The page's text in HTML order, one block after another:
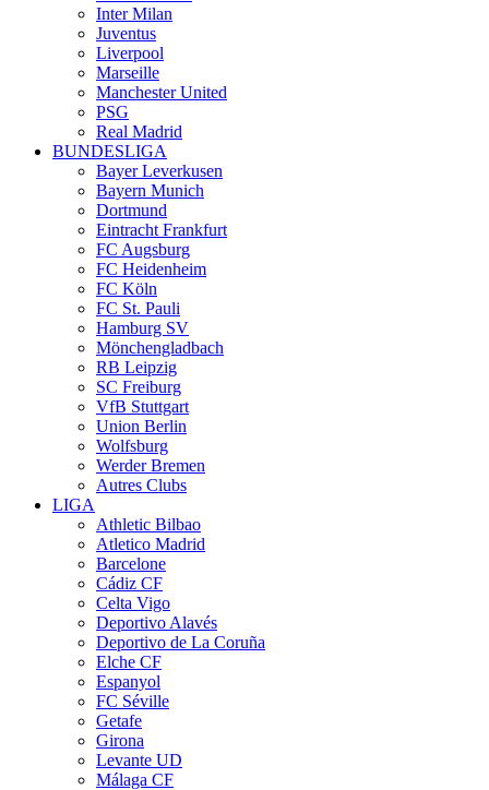
Inter Milan
Juventus
Liverpool
Marseille
Manchester United
PSG
Real Madrid
BUNDESLIGA
Bayer Leverkusen
Bayern Munich
Dortmund
Eintracht Frankfurt
FC Augsburg
FC Heidenheim
FC Köln
FC St. Pauli
Hamburg SV
Mönchengladbach
RB Leipzig
SC Freiburg
VfB Stuttgart
Union Berlin
Wolfsburg
Werder Bremen
Autres Clubs
LIGA
Athletic Bilbao
Atletico Madrid
Barcelone
Cádiz CF
Celta Vigo
Deportivo Alavés
Deportivo de La Coruña
Elche CF
Espanyol
FC Séville
Getafe
Girona
Levante UD
Málaga CF